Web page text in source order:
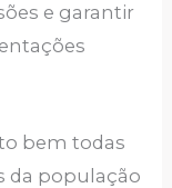
e garantir
bem todas
da população